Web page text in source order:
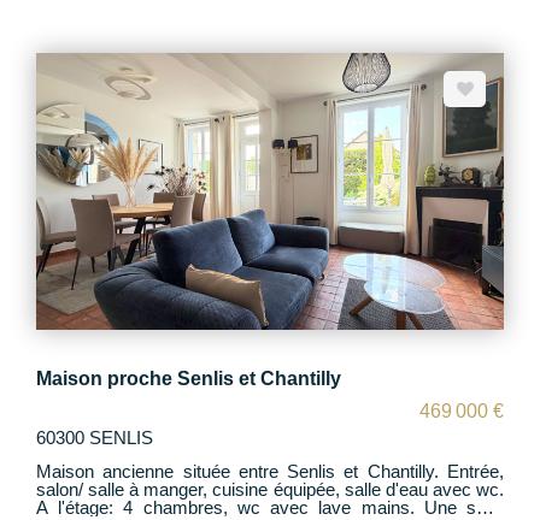
entièrement équipée, avec accès direct au jardin. Le rez-
de-chaussée offre une vraie vie de plain-pied avec 2
chambres et une salle de bains. À l'étage, vous trouverez 4
chambres supplémentaires ainsi qu'une seconde salle de
bains, idéale pour une grande famille. À l'extérieur, profitez
d'un magnifique jardin clos et arboré, avec : - Piscine -
Espace salon de jardin convivial Un sous-sol total complète
ce bien, offrant de nombreuses possibilités (rangements,
salle de jeux, atelier?). Un bien rare sur le secteur, idéal
pour une grande famille ? À visiter sans tarder !
Maison proche Senlis et Chantilly
469 000 €
60300 SENLIS
Maison ancienne située entre Senlis et Chantilly. Entrée,
salon/ salle à manger, cuisine équipée, salle d'eau avec wc.
A l'étage: 4 chambres, wc avec lave mains. Une suite